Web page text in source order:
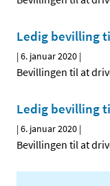
Ledig bevilling
|6. januar 2020 |
Bevillingen til at
Ledig bevilling
|6. januar 2020 |
Bevillingen til at